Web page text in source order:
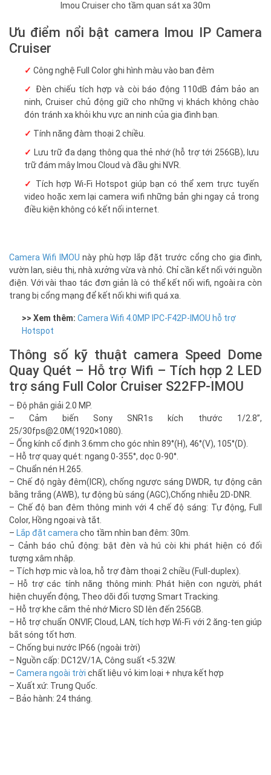
Imou Cruiser cho tầm quan sát xa 30m
Ưu điểm nổi bật camera Imou IP Camera
Cruiser
Công nghệ Full Color ghi hình màu vào ban đêm
Đèn chiếu tích hợp và còi báo động 110dB đảm bảo an
ninh, Cruiser chủ động giữ cho những vị khách không chào
đón tránh xa khỏi khu vực an ninh của gia đình bạn.
Tính năng đàm thoại 2 chiều.
Lưu trữ đa dạng thông qua thẻ nhớ (hỗ trợ tới 256GB), lưu
trữ đám mây Imou Cloud và đầu ghi NVR.
Tích hợp Wi-Fi Hotspot giúp bạn có thể xem trực tuyến
video hoặc xem lại camera wifi những bản ghi ngay cả trong
điều kiện không có kết nối internet.
Camera Wifi IMOU này phù hợp lắp đặt trước cổng cho gia đình,
vườn lan, siêu thị, nhà xưởng vừa và nhỏ. Chỉ cần kết nối với nguồn
điện. Với vài thao tác đơn giản là có thể kết nối wifi, ngoài ra còn
trang bị cổng mạng để kết nối khi wifi quá xa.
>> Xem thêm: Camera Wifi 4.0MP IPC-F42P-IMOU hỗ trợ
Hotspot
Thông số kỹ thuật camera Speed Dome
Quay Quét – Hỗ trợ Wifi – Tích hợp 2 LED
trợ sáng Full Color Cruiser S22FP-IMOU
– Độ phân giải 2.0 MP.
– Cảm biến Sony SNR1s kích thước 1/2.8”,
25/30fps@2.0M(1920×1080).
– Ống kính cố định 3.6mm cho góc nhìn 89°(H), 46°(V), 105°(D).
– Hỗ trợ quay quét: ngang 0-355°, dọc 0-90°.
– Chuẩn nén H.265.
– Chế độ ngày đêm(ICR), chống ngược sáng DWDR, tự động cân
bằng trắng (AWB), tự động bù sáng (AGC),Chống nhiễu 2D-DNR.
– Chế độ ban đêm thông minh với 4 chế độ sáng: Tự động, Full
Color, Hồng ngoại và tắt.
– Lắp đặt camera cho tầm nhìn ban đêm: 30m.
– Cảnh báo chủ động: bật đèn và hú còi khi phát hiện có đối
tượng xâm nhập.
– Tích hợp mic và loa, hỗ trợ đàm thoại 2 chiều (Full-duplex).
– Hỗ trợ các tính năng thông minh: Phát hiện con người, phát
hiện chuyển động, Theo dõi đối tượng Smart Tracking.
– Hỗ trợ khe cắm thẻ nhớ Micro SD lên đến 256GB.
– Hỗ trợ chuẩn ONVIF, Cloud, LAN, tích hợp Wi-Fi với 2 ăng-ten giúp
bắt sóng tốt hơn.
– Chống bụi nước IP66 (ngoài trời)
– Nguồn cấp: DC12V/1A, Công suất <5.32W.
– Camera ngoài trời chất liệu vỏ kim loại + nhựa kết hợp
– Xuất xứ: Trung Quốc.
– Bảo hành: 24 tháng.